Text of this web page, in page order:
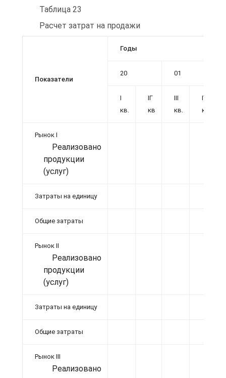
Таблица 23
Расчет затрат на продажи
Показатели
Годы
20 01
I
кв.
ІГ
кв
III
кв.
IV
кв.
Рынок I
Реализовано
продукции
(услуг)
Затраты на единицу
Общие затраты
Рынок II
Реализовано
продукции
(услуг)
Затраты на единицу
Общие затраты
Рынок III
Реализовано